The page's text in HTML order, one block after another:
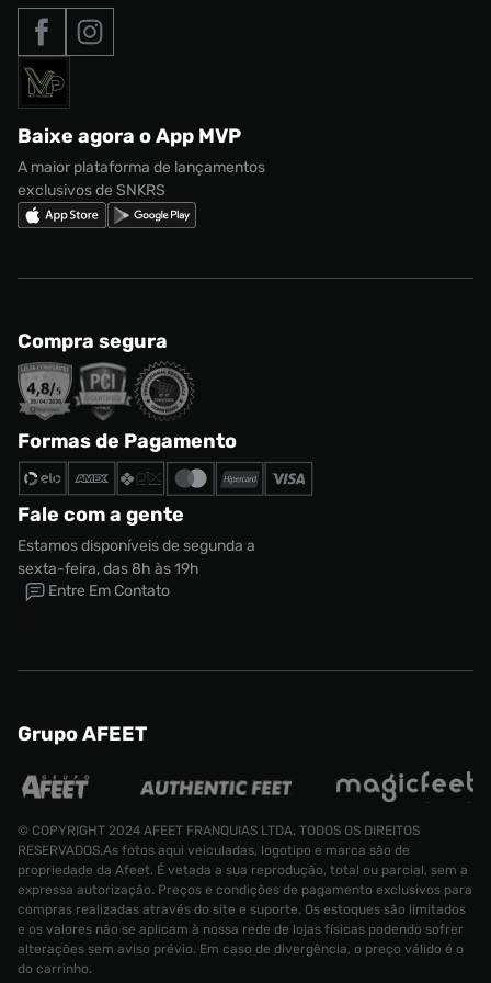
Roupas
Acessórios
Marcas
Nike Air Max
adidas Adi2000
adidas Campus
Nike Shox
Nossas lojas
Termos de uso
Política de privacidade
Regulamento CRM/ CASHBACK
Regulamento Cupom
Tipos de entrega
Formas de Pagamento
Solicite seus dados
Baixe agora o App MVP
A maior plataforma de lançamentos
exclusivos de SNKRS
Compra segura
Formas de Pagamento
Fale com a gente
Estamos disponíveis de segunda a
sexta-feira, das 8h às 19h
Entre Em Contato
Grupo AFEET
© COPYRIGHT 2024 AFEET FRANQUIAS LTDA. TODOS OS DIREITOS
RESERVADOS.As fotos aqui veiculadas, logotipo e marca são de
propriedade da Afeet. É vetada a sua reprodução, total ou parcial, sem a
expressa autorização. Preços e condições de pagamento exclusivos para
compras realizadas através do site e suporte. Os estoques são limitados
e os valores não se aplicam à nossa rede de lojas físicas podendo sofrer
alterações sem aviso prévio. Em caso de divergência, o preço válido é o
do carrinho.